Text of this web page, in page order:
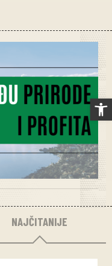
NAJČITANIJE